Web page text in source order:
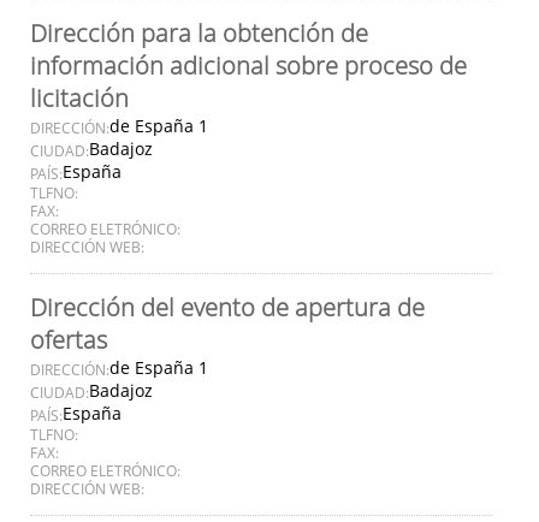
Dirección para la obtención de
información adicional sobre proceso de
licitación
DIRECCIÓN:de España 1
CIUDAD:Badajoz
PAÍS:España
TLFNO:
FAX:
CORREO ELETRÓNICO:
DIRECCIÓN WEB:
Dirección del evento de apertura de
ofertas
DIRECCIÓN:de España 1
CIUDAD:Badajoz
PAÍS:España
TLFNO:
FAX:
CORREO ELETRÓNICO:
DIRECCIÓN WEB: